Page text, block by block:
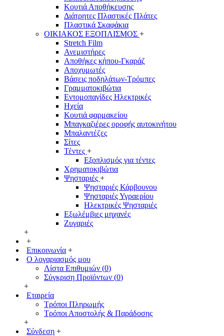
Κουτιά Αποθήκευσης
Διάτρητες Πλαστικές Πλάτες
Πλαστικά Σκαφάκια
ΟΙΚΙΑΚΟΣ ΕΞΟΠΛΙΣΜΟΣ +
Stretch Film
Ανεμιστήρες
Αποθήκες κήπου-Γκαράζ
Αποχυμωτές
Βάσεις ποδηλάτων-Τρόμπες
Γραμματοκιβώτια
Εντομοπαγίδες Ηλεκτρικές
Ηχεία
Κουτιά φαρμακείου
Μπαγκαζιέρες οροφής αυτοκινήτου
Μπαλαντέζες
Σίτες
Τέντες +
Εξοπλισμός για τέντες
Χρηματοκιβώτια
Ψησταριές +
Ψησταριές Κάρβουνου
Ψησταριές Υγραερίου
Ηλεκτρικές Ψησταριές
Εξωλέμβιες μηχανές
Ζυγαριές
+
+
Επικοινωνία +
Ο λογαριασμός μου
Λίστα Επιθυμιών (0)
Σύγκριση Προϊόντων (0)
+
Εταιρεία
Τρόποι Πληρωμής
Τρόποι Αποστολής & Παράδοσης
+
Σύνδεση +